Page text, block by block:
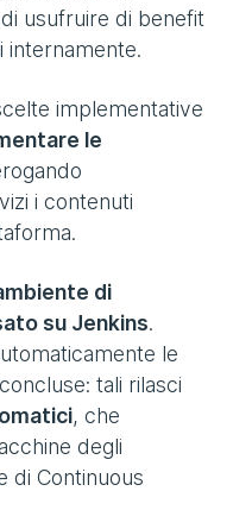
usufruire di benefit
internamente.
implementative
le
i contenuti
di
su Jenkins.
le
tali rilasci
, che
degli
di Continuous